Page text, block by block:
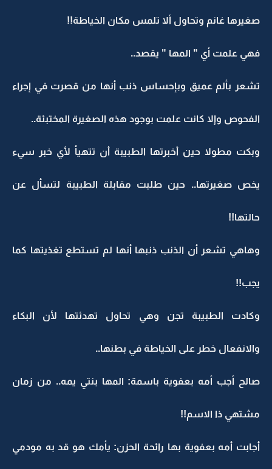
صغيرها غانم وتحاول ألا تلمس مكان الخياطة!!
فهي علمت أي " المها " يقصد..
تشعر بألم عميق وبإحساس ذنب أنها من قصرت في إجراء
الفحوص وإلا كانت علمت بوجود هذه الصغيرة المختبئة..
وبكت مطولا حين أخبرتها الطبيبة أن تتهيأ لأي خبر سيء
يخص صغيرتها.. حين طلبت مقابلة الطبيبة لتسأل عن
حالتها!!
وهاهي تشعر أن الذنب ذنبها أنها لم تستطع تغذيتها كما
يجب!!
وكادت الطبيبة تجن وهي تحاول تهدئتها لأن البكاء
والانفعال خطر على الخياطة في بطنها..
صالح أجب أمه بعفوية باسمة: المها بنتي يمه.. من زمان
مشتهي ذا الاسم!!
أجابت أمه بعفوية بها رائحة الحزن: يأمك هو قد به مودمي